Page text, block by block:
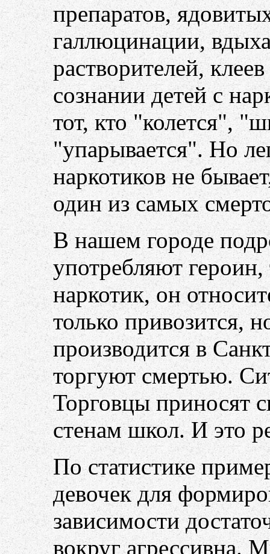
препаратов,
галлюцинации,
растворителей,
сознании детей с
тот, кто "колется",
"упарывается". Но
наркотиков не
один из самых
В нашем городе
употребляют
наркотик, он
только привозится,
производится в
торгуют смертью.
Торговцы приносят
стенам школ. И это
По статистике
девочек для
зависимости
вокруг агрессивна.